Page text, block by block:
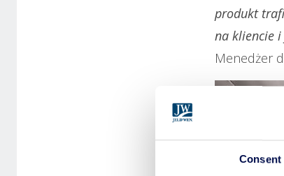
Consent
produkt
na kliencie i
Menedżer